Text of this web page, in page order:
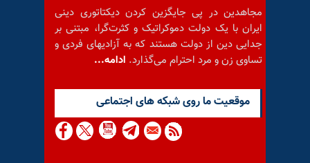
مجاهدین در پی جایگزین کردن دیکتاتوری دینی
ایران با یک دولت دموکراتیک و کثرت‌گرا، مبتنی بر
جدایی دین از دولت هستند که به آزادیهای فردی و
تساوی زن و مرد احترام می‌گذارد. ادامه...
موقعيت ما روى شبكه هاى اجتماعى